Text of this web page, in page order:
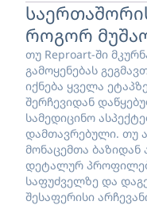
როგორ
თუ Reproart-ში
გამოყენებას
იქნება ყველა
შერჩევიდან
სამედიცინო
დამთავრებული. თუ
მონაცემთა ბაზიდან
დეტალურ
საფუძველზე და
შესაფერისი